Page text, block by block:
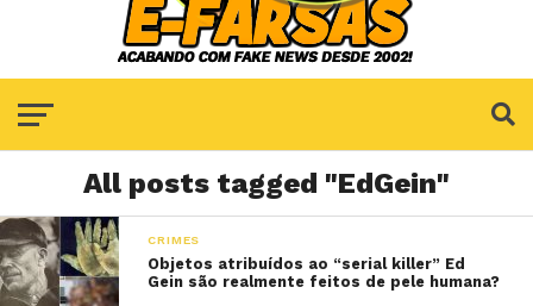
All posts tagged "EdGein"
CRIMES
Objetos atribuídos ao “serial killer” Ed
Gein são realmente feitos de pele humana?